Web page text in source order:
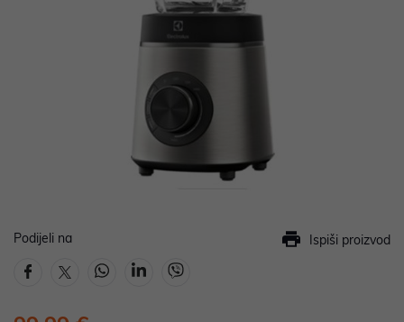
Podijeli na Ispiši proizvod